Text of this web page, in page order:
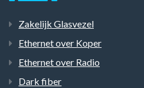
Zakelijk Glasvezel
Ethernet over Koper
Ethernet over Radio
Dark fiber